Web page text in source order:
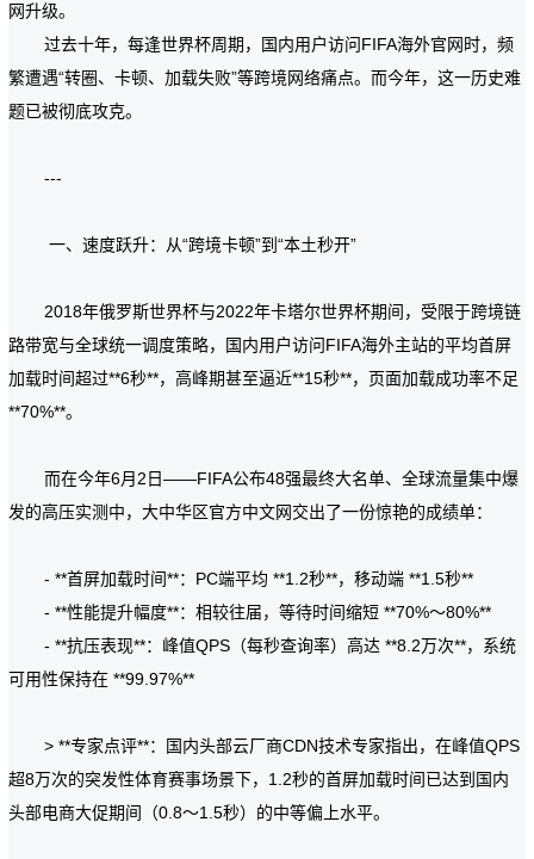
网升级。
过去十年，每逢世界杯周期，国内用户访问FIFA海外官网时，频
繁遭遇“转圈、卡顿、加载失败”等跨境网络痛点。而今年，这一历史难
题已被彻底攻克。
---
一、速度跃升：从“跨境卡顿”到“本土秒开”
2018年俄罗斯世界杯与2022年卡塔尔世界杯期间，受限于跨境链
路带宽与全球统一调度策略，国内用户访问FIFA海外主站的平均首屏
加载时间超过**6秒**，高峰期甚至逼近**15秒**，页面加载成功率不足
**70%**。
而在今年6月2日——FIFA公布48强最终大名单、全球流量集中爆
发的高压实测中，大中华区官方中文网交出了一份惊艳的成绩单：
- **首屏加载时间**：PC端平均 **1.2秒**，移动端 **1.5秒**
- **性能提升幅度**：相较往届，等待时间缩短 **70%～80%**
- **抗压表现**：峰值QPS（每秒查询率）高达 **8.2万次**，系统
可用性保持在 **99.97%**
> **专家点评**：国内头部云厂商CDN技术专家指出，在峰值QPS
超8万次的突发性体育赛事场景下，1.2秒的首屏加载时间已达到国内
头部电商大促期间（0.8～1.5秒）的中等偏上水平。